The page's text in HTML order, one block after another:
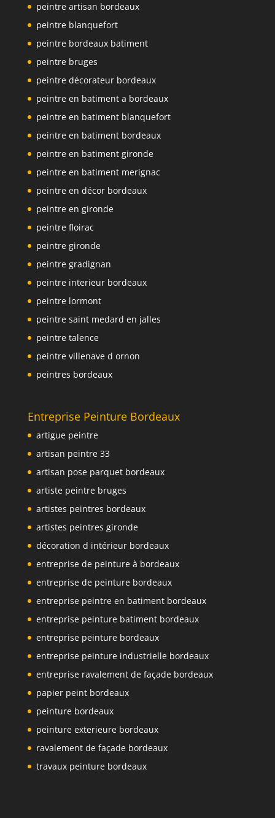
peintre artisan bordeaux
peintre blanquefort
peintre bordeaux batiment
peintre bruges
peintre décorateur bordeaux
peintre en batiment a bordeaux
peintre en batiment blanquefort
peintre en batiment bordeaux
peintre en batiment gironde
peintre en batiment merignac
peintre en décor bordeaux
peintre en gironde
peintre floirac
peintre gironde
peintre gradignan
peintre interieur bordeaux
peintre lormont
peintre saint medard en jalles
peintre talence
peintre villenave d ornon
peintres bordeaux
Entreprise Peinture Bordeaux
artigue peintre
artisan peintre 33
artisan pose parquet bordeaux
artiste peintre bruges
artistes peintres bordeaux
artistes peintres gironde
décoration d intérieur bordeaux
entreprise de peinture à bordeaux
entreprise de peinture bordeaux
entreprise peintre en batiment bordeaux
entreprise peinture batiment bordeaux
entreprise peinture bordeaux
entreprise peinture industrielle bordeaux
entreprise ravalement de façade bordeaux
papier peint bordeaux
peinture bordeaux
peinture exterieure bordeaux
ravalement de façade bordeaux
travaux peinture bordeaux